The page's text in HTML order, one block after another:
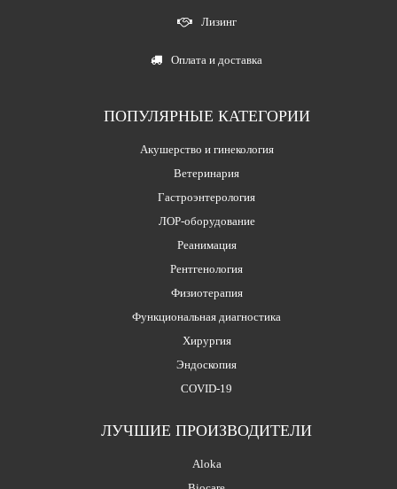
Лизинг
Оплата и доставка
ПОПУЛЯРНЫЕ КАТЕГОРИИ
Акушерство и гинекология
Ветеринария
Гастроэнтерология
ЛОР-оборудование
Реанимация
Рентгенология
Физиотерапия
Функциональная диагностика
Хирургия
Эндоскопия
COVID-19
ЛУЧШИЕ ПРОИЗВОДИТЕЛИ
Aloka